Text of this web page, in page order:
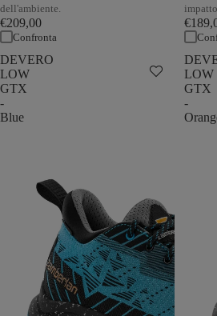
dell'ambiente.
€209,00
Confronta
DEVERO
LOW
GTX
-
Blue
LOW
GTX
-